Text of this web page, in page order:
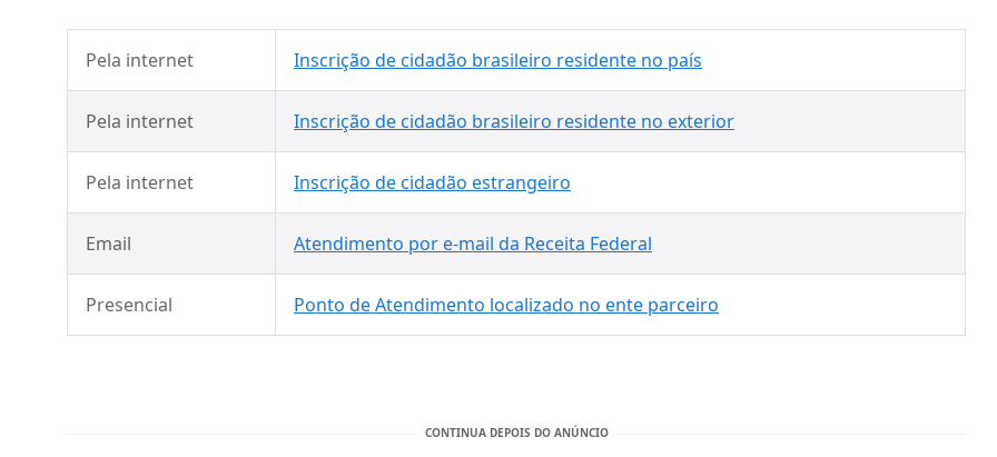
Pela internet Inscrição de cidadão brasileiro residente no país
Pela internet Inscrição de cidadão brasileiro residente no exterior
Pela internet Inscrição de cidadão estrangeiro
Email Atendimento por e-mail da Receita Federal
Presencial Ponto de Atendimento localizado no ente parceiro